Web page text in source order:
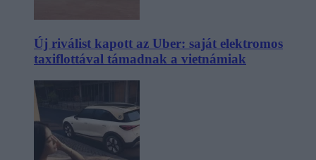
Új riválist kapott az Uber: saját elektromos
taxiflottával támadnak a vietnámiak